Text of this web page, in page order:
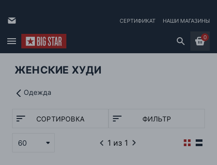
СЕРТИФИКАТ НАШИ МАГАЗИНЫ
0
ЖЕНСКИЕ ХУДИ
Одежда
СОРТИРОВКА ФИЛЬТР
60 1 из 1